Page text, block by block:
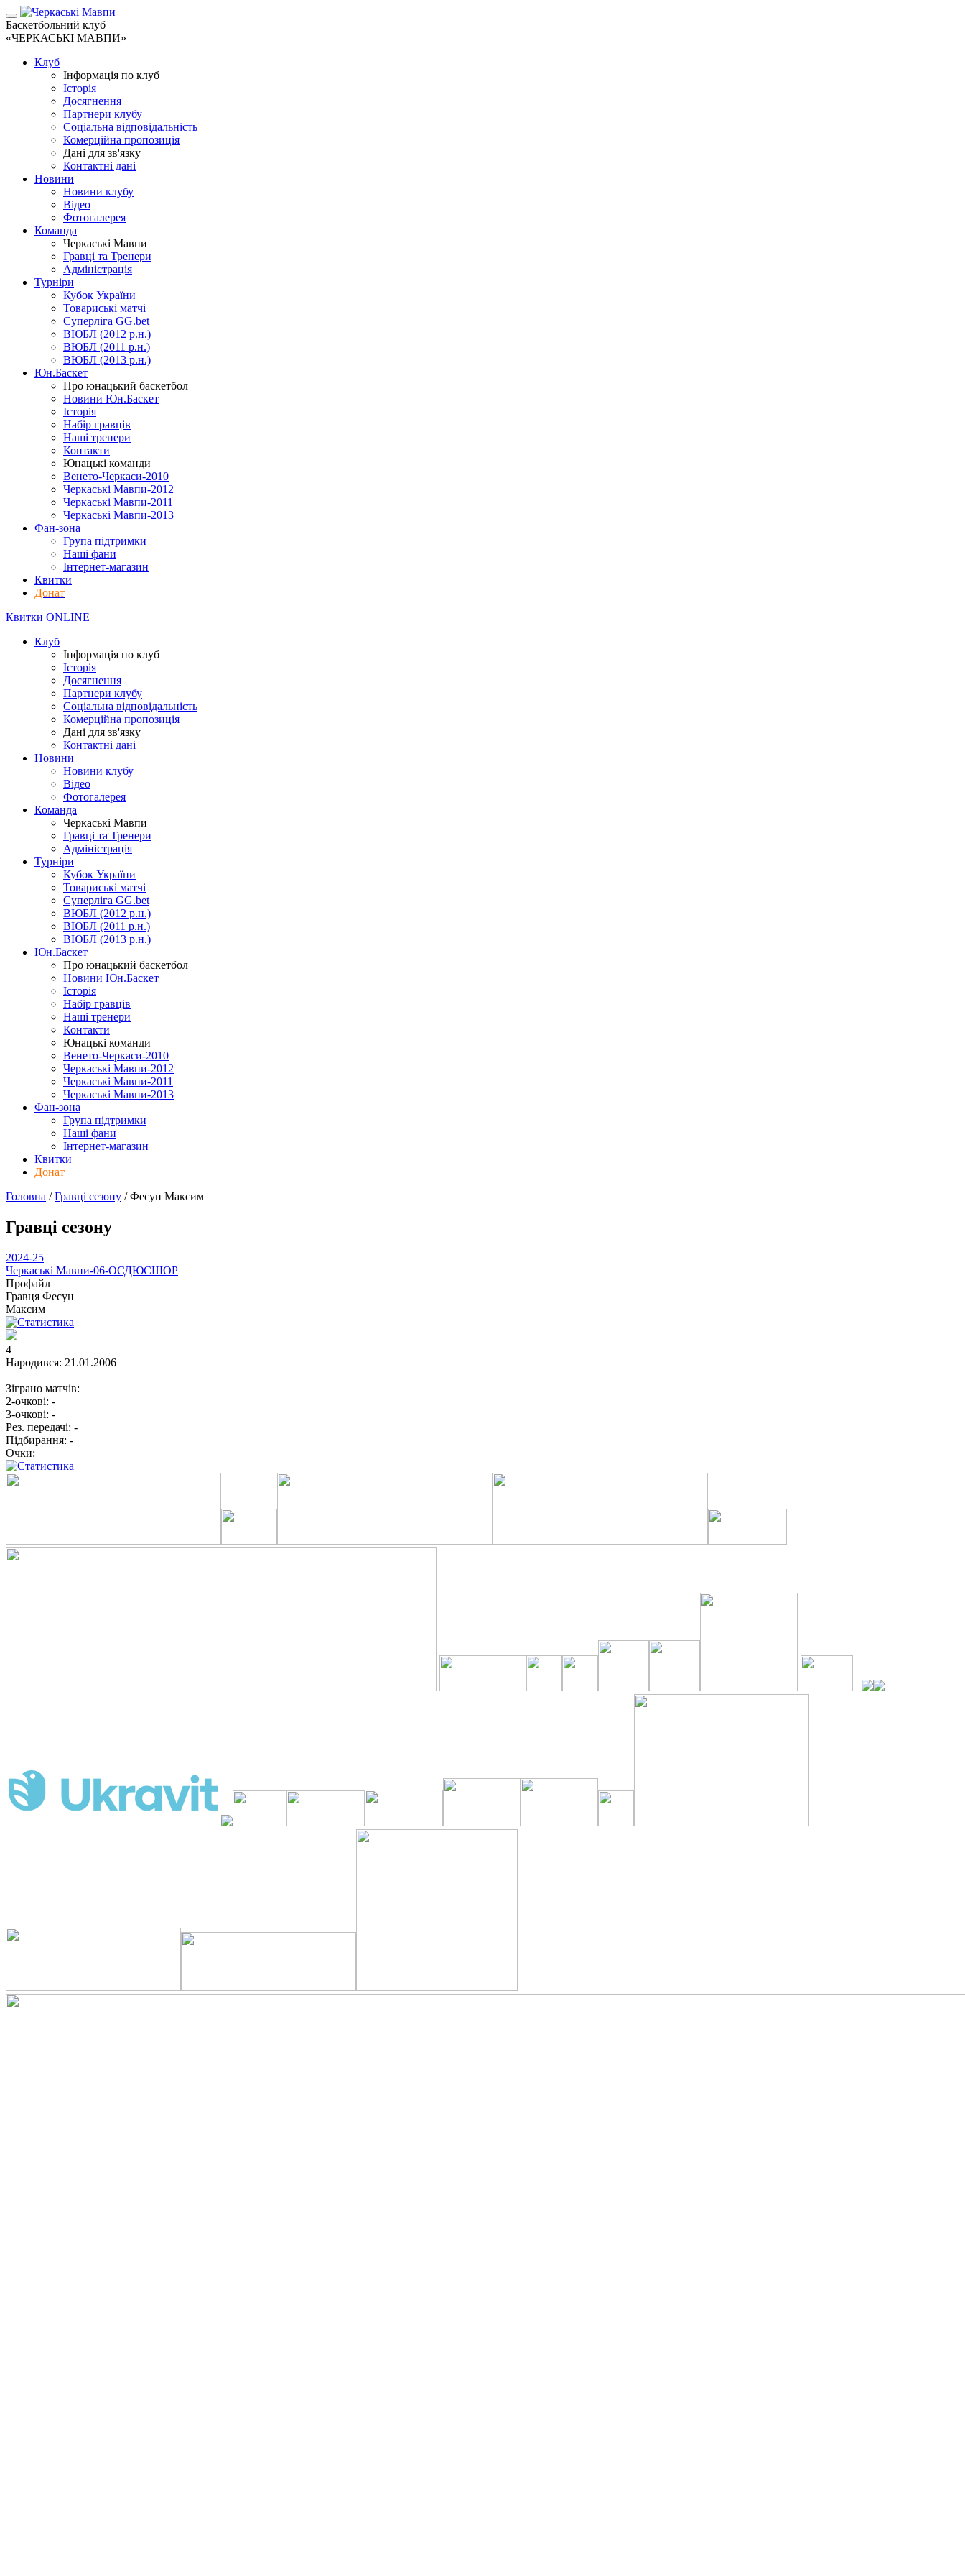
Баскетбольний клуб
«ЧЕРКАСЬКІ МАВПИ»
Клуб
Інформація по клуб
Історія
Досягнення
Партнери клубу
Соціальна відповідальність
Комерційна пропозиція
Дані для зв'язку
Контактні дані
Новини
Новини клубу
Відео
Фотогалерея
Команда
Черкаські Мавпи
Гравці та Тренери
Адміністрація
Турніри
Кубок України
Товариські матчі
Суперліга GG.bet
ВЮБЛ (2012 р.н.)
ВЮБЛ (2011 р.н.)
ВЮБЛ (2013 р.н.)
Юн.Баскет
Про юнацький баскетбол
Новини Юн.Баскет
Історія
Набір гравців
Наші тренери
Контакти
Юнацькі команди
Венето-Черкаси-2010
Черкаські Мавпи-2012
Черкаські Мавпи-2011
Черкаські Мавпи-2013
Фан-зона
Група підтримки
Наші фани
Інтернет-магазин
Квитки
Донат
Квитки ONLINE
Клуб
Інформація по клуб
Історія
Досягнення
Партнери клубу
Соціальна відповідальність
Комерційна пропозиція
Дані для зв'язку
Контактні дані
Новини
Новини клубу
Відео
Фотогалерея
Команда
Черкаські Мавпи
Гравці та Тренери
Адміністрація
Турніри
Кубок України
Товариські матчі
Суперліга GG.bet
ВЮБЛ (2012 р.н.)
ВЮБЛ (2011 р.н.)
ВЮБЛ (2013 р.н.)
Юн.Баскет
Про юнацький баскетбол
Новини Юн.Баскет
Історія
Набір гравців
Наші тренери
Контакти
Юнацькі команди
Венето-Черкаси-2010
Черкаські Мавпи-2012
Черкаські Мавпи-2011
Черкаські Мавпи-2013
Фан-зона
Група підтримки
Наші фани
Інтернет-магазин
Квитки
Донат
Головна /Гравці сезону /Фесун Максим
Гравці сезону
2024-25
Черкаські Мавпи-06-ОСДЮСШОР
Профайл
Гравця Фесун
Максим
4
Народився: 21.01.2006
Зіграно матчів:
2-очкові: -
3-очкові: -
Рез. передачі: -
Підбирання: -
Очки: